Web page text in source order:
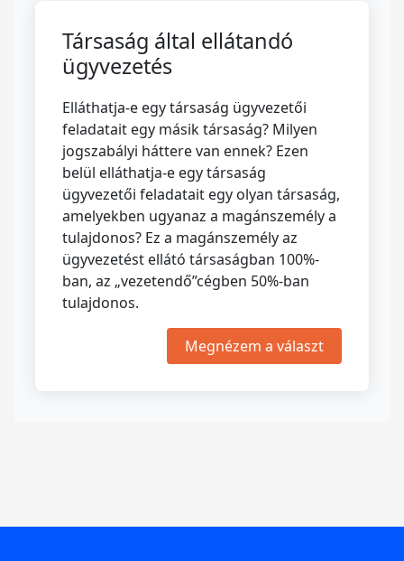
Társaság által ellátandó
ügyvezetés
Elláthatja-e egy társaság ügyvezetői
feladatait egy másik társaság? Milyen
jogszabályi háttere van ennek? Ezen
belül elláthatja-e egy társaság
ügyvezetői feladatait egy olyan társaság,
amelyekben ugyanaz a magánszemély a
tulajdonos? Ez a magánszemély az
ügyvezetést ellátó társaságban 100%-
ban, az „vezetendő”cégben 50%-ban
tulajdonos.
Megnézem a választ